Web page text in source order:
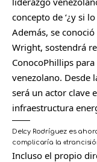
concepto de ‘¿y si lo
Además, se
Wright, sostendrá
ConocoPhillips
venezolano. Desde
será un actor clave
infraestructura
Delcy Rodríguez es
complicaría la
Incluso el propio